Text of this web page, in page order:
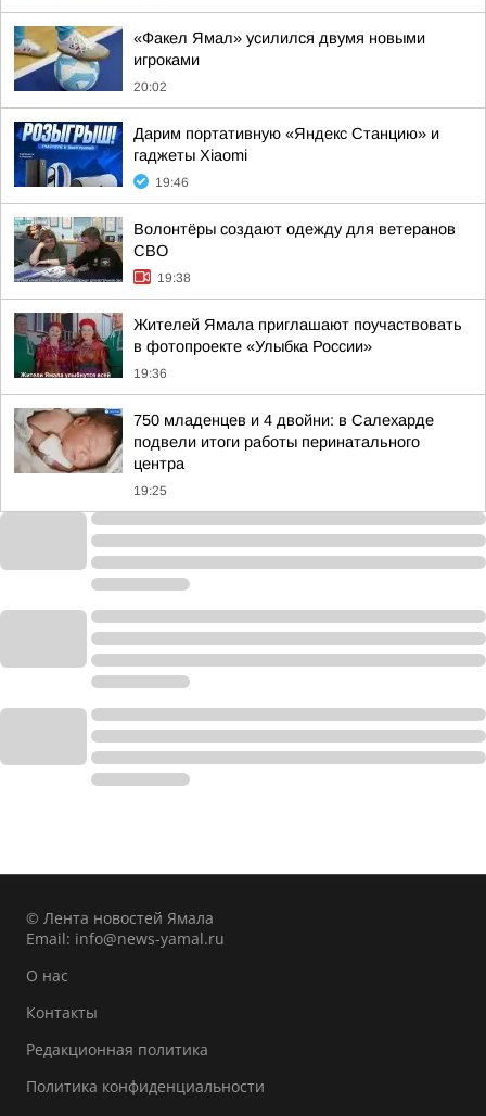
«Факел Ямал» усилился двумя новыми
игроками
20:02
Дарим портативную «Яндекс Станцию» и
гаджеты Xiaomi
19:46
Волонтёры создают одежду для ветеранов
СВО
19:38
Жителей Ямала приглашают поучаствовать
в фотопроекте «Улыбка России»
19:36
750 младенцев и 4 двойни: в Салехарде
подвели итоги работы перинатального
центра
19:25
© Лента новостей Ямала
Email: info@news-yamal.ru
О нас
Контакты
Редакционная политика
Политика конфиденциальности